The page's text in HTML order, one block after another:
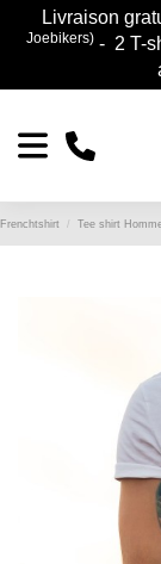
Livraison
Joebikers) - 2 T-
Frenchtshirt Tee shirt